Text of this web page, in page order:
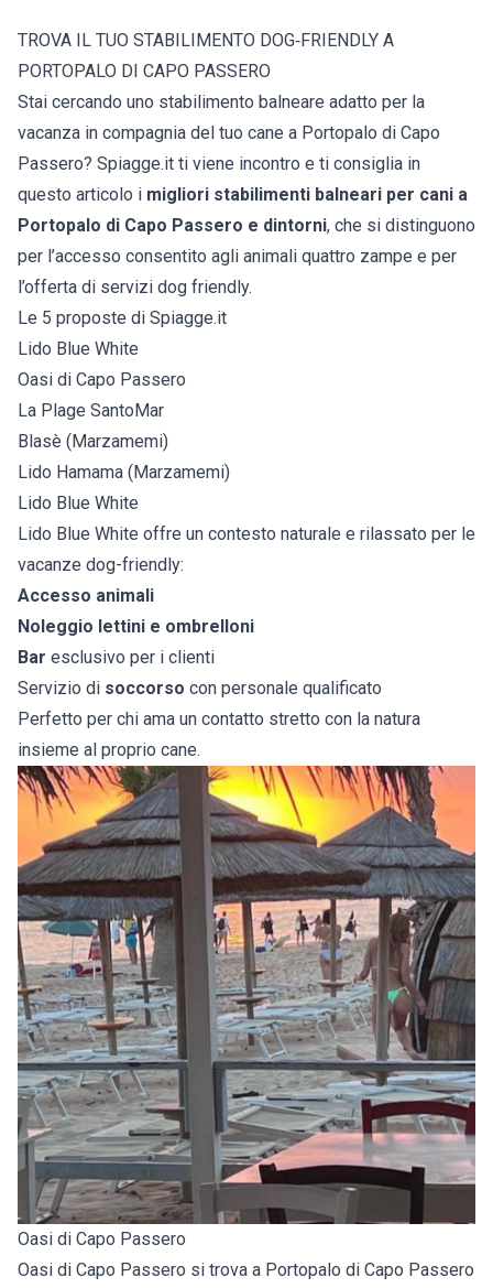
TROVA IL TUO STABILIMENTO DOG‑FRIENDLY A
PORTOPALO DI CAPO PASSERO
Stai cercando uno stabilimento balneare adatto per la
vacanza in compagnia del tuo cane a Portopalo di Capo
Passero? Spiagge.it ti viene incontro e ti consiglia in
questo articolo i migliori stabilimenti balneari per cani a
Portopalo di Capo Passero e dintorni, che si distinguono
per l’accesso consentito agli animali quattro zampe e per
l’offerta di servizi dog friendly.
Le 5 proposte di Spiagge.it
Lido Blue White
Oasi di Capo Passero
La Plage SantoMar
Blasè (Marzamemi)
Lido Hamama (Marzamemi)
Lido Blue White
Lido Blue White offre un contesto naturale e rilassato per le
vacanze dog-friendly:
Accesso animali
Noleggio lettini e ombrelloni
Bar esclusivo per i clienti
Servizio di soccorso con personale qualificato
Perfetto per chi ama un contatto stretto con la natura
insieme al proprio cane.
Oasi di Capo Passero
Oasi di Capo Passero si trova a Portopalo di Capo Passero